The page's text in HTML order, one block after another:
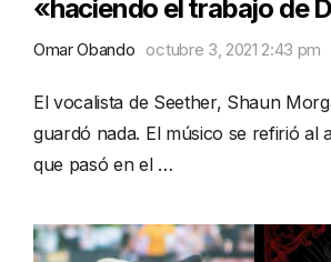
«haciendo el trabajo de
Omar Obando octubre 3, 2021 2:43 pm
El vocalista de Seether, Shaun
guardó nada. El músico se refirió al
que pasó en el …